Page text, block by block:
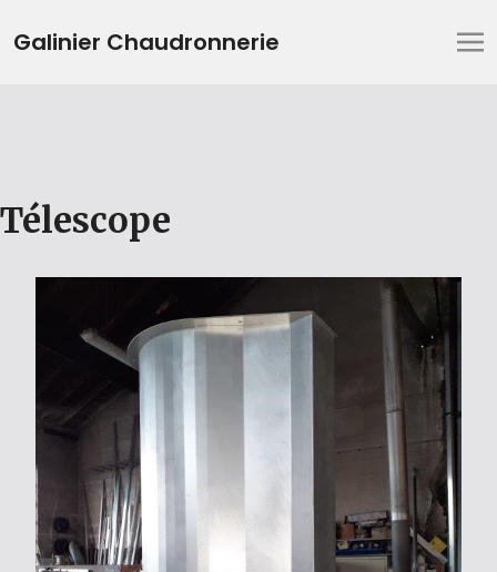
Galinier Chaudronnerie
Télescope